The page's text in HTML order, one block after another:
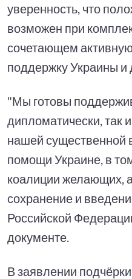
уверенность, что
возможен при
сочетающем
поддержку Украины и
"Мы готовы
дипломатически, так
нашей существенной
помощи Украине, в
коалиции желающих,
сохранение и
Российской
документе.
В заявлении